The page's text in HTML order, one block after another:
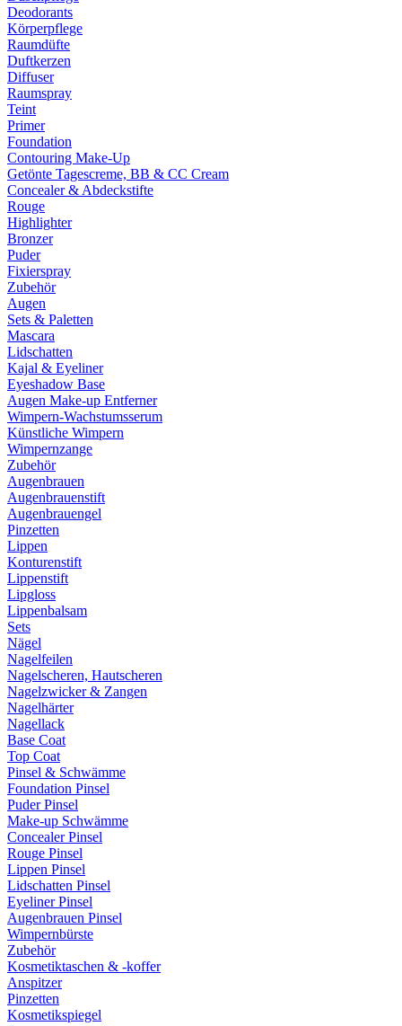
Deodorants
Körperpflege
Raumdüfte
Duftkerzen
Diffuser
Raumspray
Teint
Primer
Foundation
Contouring Make-Up
Getönte Tagescreme, BB & CC Cream
Concealer & Abdeckstifte
Rouge
Highlighter
Bronzer
Puder
Fixierspray
Zubehör
Augen
Sets & Paletten
Mascara
Lidschatten
Kajal & Eyeliner
Eyeshadow Base
Augen Make-up Entferner
Wimpern-Wachstumsserum
Künstliche Wimpern
Wimpernzange
Zubehör
Augenbrauen
Augenbrauenstift
Augenbrauengel
Pinzetten
Lippen
Konturenstift
Lippenstift
Lipgloss
Lippenbalsam
Sets
Nägel
Nagelfeilen
Nagelscheren, Hautscheren
Nagelzwicker & Zangen
Nagelhärter
Nagellack
Base Coat
Top Coat
Pinsel & Schwämme
Foundation Pinsel
Puder Pinsel
Make-up Schwämme
Concealer Pinsel
Rouge Pinsel
Lippen Pinsel
Lidschatten Pinsel
Eyeliner Pinsel
Augenbrauen Pinsel
Wimpernbürste
Zubehör
Kosmetiktaschen & -koffer
Anspitzer
Pinzetten
Kosmetikspiegel